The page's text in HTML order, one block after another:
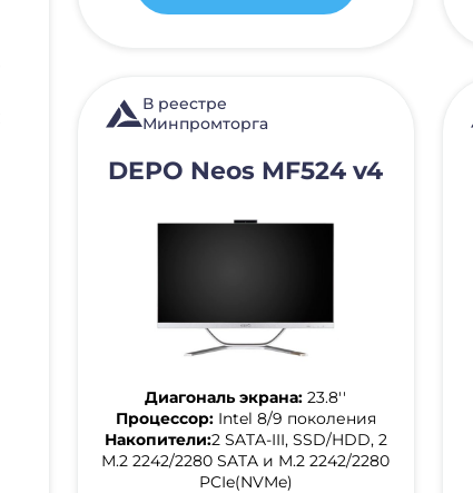
В реестре
Минпромторга
DEPO Neos MF524 v4
Диагональ экрана: 23.8''
Процессор:Intel 8/9 поколения
Накопители:2 SATA-III, SSD/HDD, 2
М.2 2242/2280 SATA и М.2 2242/2280
PCIe(NVMe)